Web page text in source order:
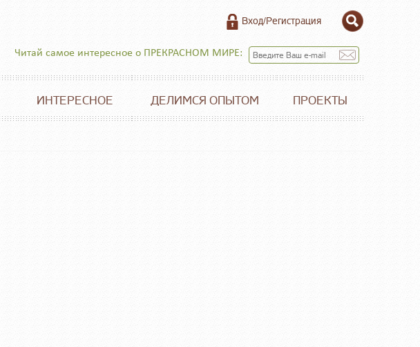
Вход/Регистрация
Читай самое интересное о ПРЕКРАСНОМ МИРЕ:
ИНТЕРЕСНОЕ ДЕЛИМСЯ ОПЫТОМ ПРОЕКТЫ